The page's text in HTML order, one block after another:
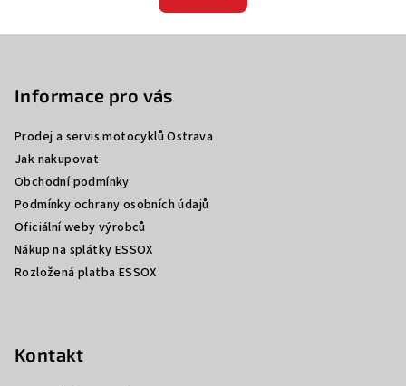
Informace pro vás
Prodej a servis motocyklů Ostrava
Jak nakupovat
Obchodní podmínky
Podmínky ochrany osobních údajů
Oficiální weby výrobců
Nákup na splátky ESSOX
Rozložená platba ESSOX
Kontakt